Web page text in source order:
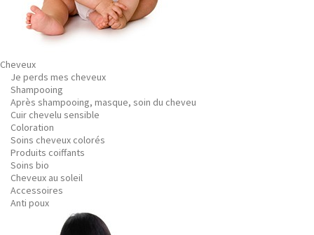
Cheveux
Je perds mes cheveux
Shampooing
Après shampooing, masque, soin du cheveu
Cuir chevelu sensible
Coloration
Soins cheveux colorés
Produits coiffants
Soins bio
Cheveux au soleil
Accessoires
Anti poux